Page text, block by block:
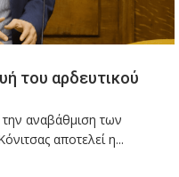
του αρδευτικού
την αναβάθμιση των
αποτελεί η...